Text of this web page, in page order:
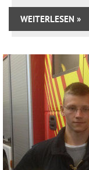
WEITERLESEN »